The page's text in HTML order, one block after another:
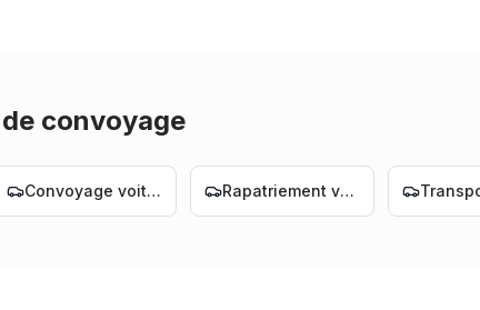
convoyage
Convoyage voiture Nantes Rapatriement voiture Nantes